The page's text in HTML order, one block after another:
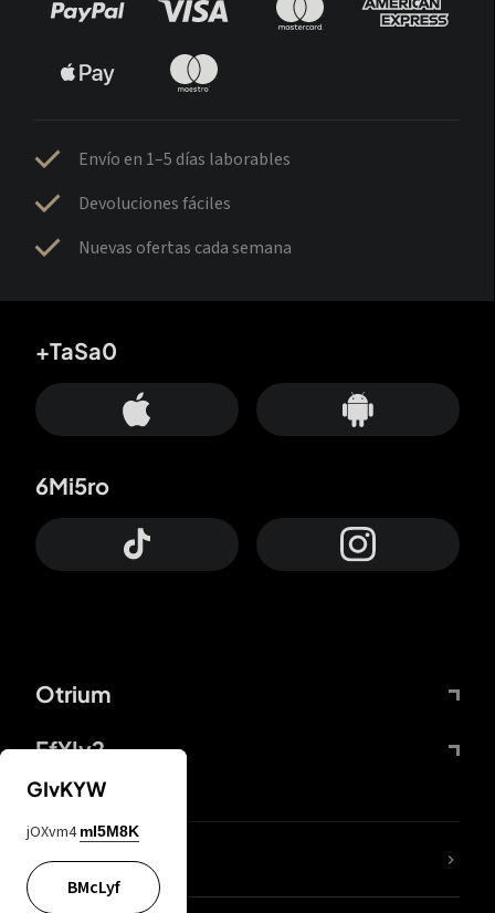
Envío en 1–5 días laborables
Devoluciones fáciles
Nuevas ofertas cada semana
Otrium
FfYIy2
+TaSa0
6Mi5ro
65A04M
GIvKYW
jOXvm4 mI5M8K
BMcLyf